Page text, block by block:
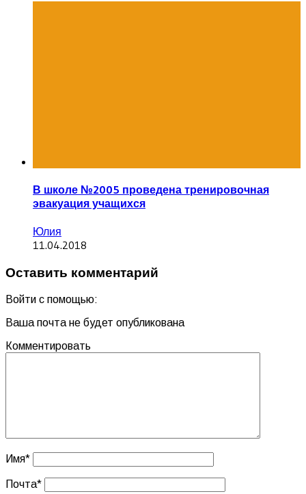
В школе №2005 проведена тренировочная
эвакуация учащихся
Юлия
11.04.2018
Оставить комментарий
Войти с помощью:
Ваша почта не будет опубликована
Комментировать
Имя*
Почта*